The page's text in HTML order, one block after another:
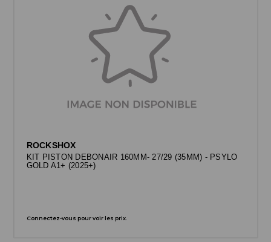
ROCKSHOX
KIT PISTON DEBONAIR 160MM- 27/29 (35MM) - PSYLO
GOLD A1+ (2025+)
Connectez-vous pour voir les prix.